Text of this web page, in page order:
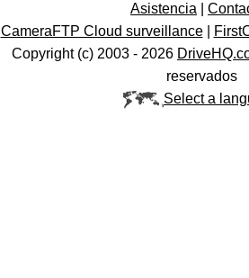
Asistencia
CameraFTP Cloud surveillance|
Copyright (c) 2003 - 2026
reservados
Select a